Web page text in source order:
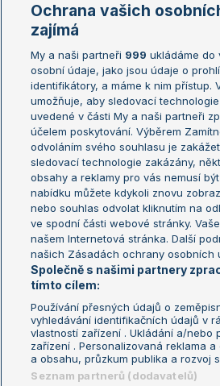
Žebříčky
Žebříček ATP (muži)
Žebříček WTA (ženy)
Sázkařský žebříček
Australian
French
Wimbledon
US Open
Turnaj
Turnaj
Aktualní trendy
Fotbalové přestupy
Livesport Daily
LS Prague Open
Podmínky užití
GDPR a žurnalistika
Reklama
Kontakt
Informace
údajů
Ochrana vašich
zajímá
My a naši partneři 999 ukládáme do
osobní údaje, jako jsou údaje o
identifikátory, a máme k nim přístup.
umožňuje, aby sledovací
uvedené v části My a naši partneři
účelem poskytování. Výběrem
odvoláním svého souhlasu je
sledovací technologie zakázány,
obsahy a reklamy pro vás nemusí
nabídku můžete kdykoli znovu
nebo souhlas odvolat kliknutím na
ve spodní části webové stránky.
našem Internetová stránka. Další
našich Zásadách ochrany osobních
Společně s našimi partnery
tímto cílem:
Používání přesných údajů o
vyhledávání identifikačních údajů v
vlastností zařízení . Ukládání a/nebo
zařízení . Personalizovaná reklama
a obsahu, průzkum publika a rozvoj
Seznam partnerů (dodavatelů)